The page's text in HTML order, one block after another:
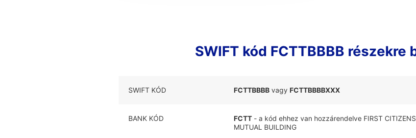
SWIFT kód FCTTBBBB részekre
SWIFT KÓD FCTTBBBB vagy FCTTBBBBXXX
BANK KÓD FCTT - a kód ehhez van hozzárendelve FIRST
MUTUAL BUILDING